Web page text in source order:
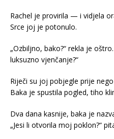
Rachel je provirila — i vidjela
Srce joj je potonulo.
„Ozbiljno, bako?“ rekla je
luksuzno vjenčanje?“
Riječi su joj pobjegle prije
Baka je spustila pogled, tiho
Dva dana kasnije, baka je
„Jesi li otvorila moj poklon?“